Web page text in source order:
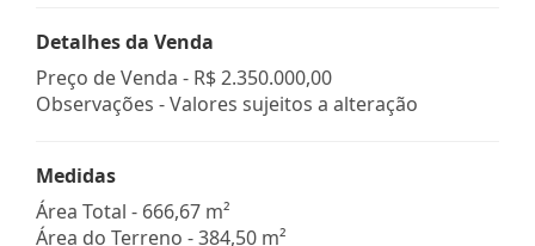
Detalhes da Venda
Preço de Venda - R$ 2.350.000,00
Observações - Valores sujeitos a alteração
Medidas
Área Total - 666,67 m²
Área do Terreno - 384,50 m²